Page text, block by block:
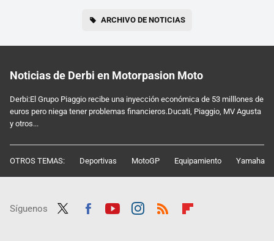
ARCHIVO DE NOTICIAS
Noticias de Derbi en Motorpasion Moto
Derbi:El Grupo Piaggio recibe una inyección económica de 53 milllones de
euros pero niega tener problemas financieros.Ducati, Piaggio, MV Agusta
y otros...
OTROS TEMAS: Deportivas MotoGP Equipamiento Yamaha
Síguenos